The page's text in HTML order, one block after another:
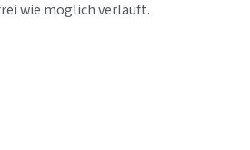
wie möglich verläuft.